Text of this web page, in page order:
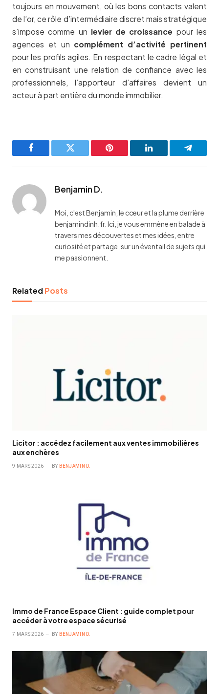
toujours en mouvement, où les bons contacts valent
de l’or, ce rôle d’intermédiaire discret mais stratégique
s’impose comme un levier de croissance pour les
agences et un complément d’activité pertinent
pour les profils agiles. En respectant le cadre légal et
en construisant une relation de confiance avec les
professionnels, l’apporteur d’affaires devient un
acteur à part entière du monde immobilier.
Facebook Twitter Pinterest LinkedIn
Benjamin D.
Moi, c'est Benjamin, le cœur et la plume derrière
benjamindinh.fr. Ici, je vous emmène en balade à
travers mes découvertes et mes idées, entre
curiosité et partage, sur un éventail de sujets qui
me passionnent.
RelatedPosts
Licitor : accédez facilement aux ventes immobilières
aux enchères
9 MARS 2026 BY BENJAMIN D.
Immo de France Espace Client : guide complet pour
accéder à votre espace sécurisé
7 MARS 2026 BY BENJAMIN D.